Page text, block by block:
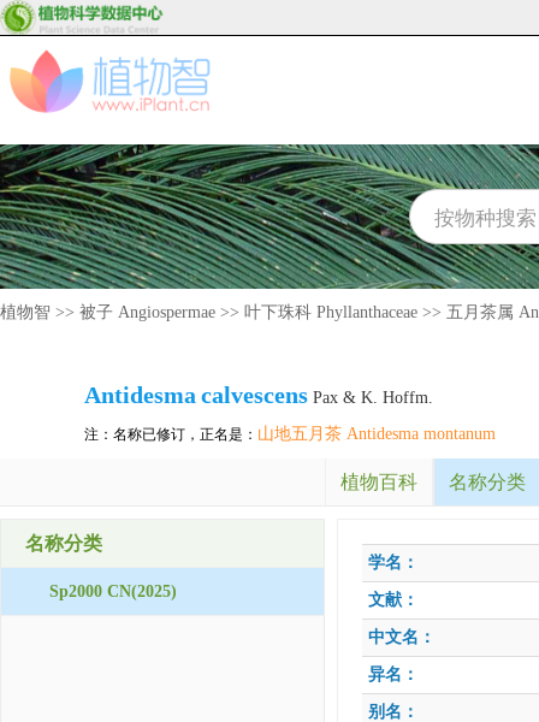
植物智 >> 被子 Angiospermae >> 叶下珠科 Phyllanthaceae >> 五月茶属
Antidesma calvescens Pax & K. Hoffm.
注：名称已修订，正名是： 山地五月茶 Antidesma montanum
植物百科 名称分类
名称分类
Sp2000 CN(2025)
学名：
文献：
中文名：
异名：
别名：